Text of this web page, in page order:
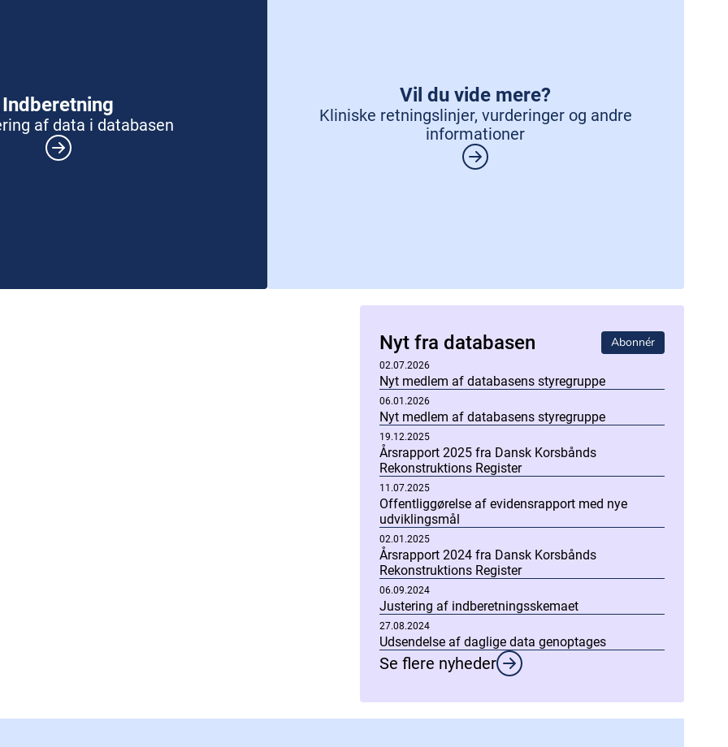
Indberetning
af data i databasen
Vil du vide mere?
Kliniske retningslinjer, vurderinger og andre
informationer
Nyt fra databasen Abonnér
02.07.2026
Nyt medlem af databasens styregruppe
06.01.2026
Nyt medlem af databasens styregruppe
19.12.2025
Årsrapport 2025 fra Dansk Korsbånds
Rekonstruktions Register
11.07.2025
Offentliggørelse af evidensrapport med nye
udviklingsmål
02.01.2025
Årsrapport 2024 fra Dansk Korsbånds
Rekonstruktions Register
06.09.2024
Justering af indberetningsskemaet
27.08.2024
Udsendelse af daglige data genoptages
Se flere nyheder